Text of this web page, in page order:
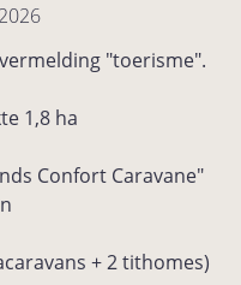
"toerisme".
1,8 ha
Confort Caravane"
+ 2 tithomes)